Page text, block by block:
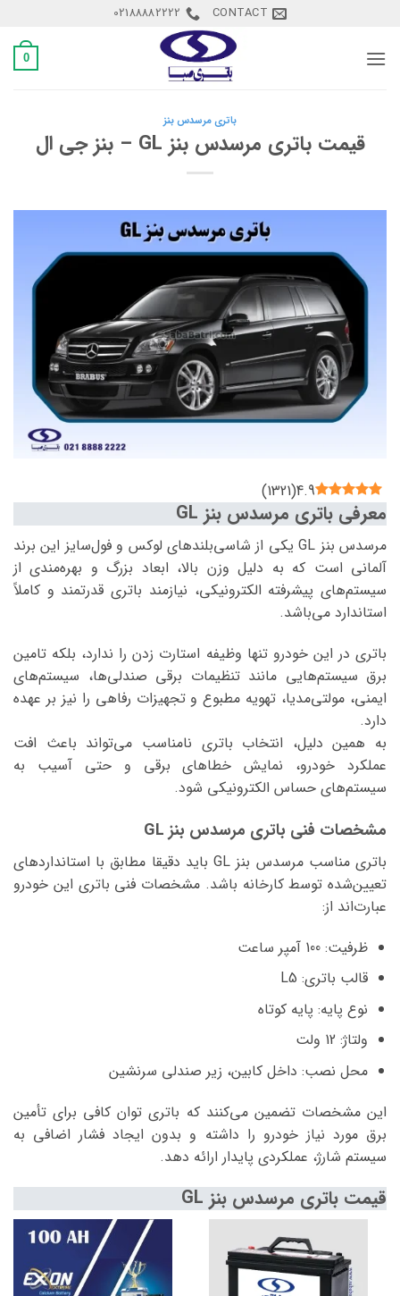
content
CONTACT
02188882222
0
باتری مرسدس بنز
قیمت باتری مرسدس بنز GL – بنز جی ال
4.9
(
1321
)
معرفی باتری مرسدس بنز GL
مرسدس بنز GL یکی از شاسی‌بلندهای لوکس و فول‌سایز این برند
آلمانی است که به دلیل وزن بالا، ابعاد بزرگ و بهره‌مندی از
سیستم‌های پیشرفته الکترونیکی، نیازمند باتری قدرتمند و کاملاً
استاندارد می‌باشد.
باتری در این خودرو تنها وظیفه استارت زدن را ندارد، بلکه تامین
برق سیستم‌هایی مانند تنظیمات برقی صندلی‌ها، سیستم‌های
ایمنی، مولتی‌مدیا، تهویه مطبوع و تجهیزات رفاهی را نیز بر عهده
دارد.
به همین دلیل، انتخاب باتری نامناسب می‌تواند باعث افت
عملکرد خودرو، نمایش خطاهای برقی و حتی آسیب به
سیستم‌های حساس الکترونیکی شود.
مشخصات فنی باتری مرسدس بنز GL
باتری مناسب مرسدس بنز GL باید دقیقا مطابق با استانداردهای
تعیین‌شده توسط کارخانه باشد. مشخصات فنی باتری این خودرو
عبارت‌اند از:
ظرفیت: 100 آمپر ساعت
قالب باتری: L5
نوع پایه: پایه کوتاه
ولتاژ: 12 ولت
محل نصب: داخل کابین، زیر صندلی سرنشین
این مشخصات تضمین می‌کنند که باتری توان کافی برای تأمین
برق مورد نیاز خودرو را داشته و بدون ایجاد فشار اضافی به
سیستم شارژ، عملکردی پایدار ارائه دهد.
قیمت باتری مرسدس بنز GL